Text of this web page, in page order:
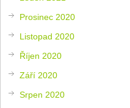
Prosinec 2020
Listopad 2020
Říjen 2020
Září 2020
Srpen 2020